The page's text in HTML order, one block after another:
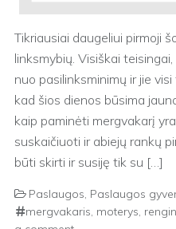
Tikriausiai daugeliui pirmoji
linksmybių. Visiškai
nuo pasilinksminimų ir jie
kad šios dienos būsima
kaip paminėti mergvakarį
suskaičiuoti ir abiejų rankų
būti skirti ir susiję tik su […]
Paslaugos, Paslaugos
mergvakaris, moterys,